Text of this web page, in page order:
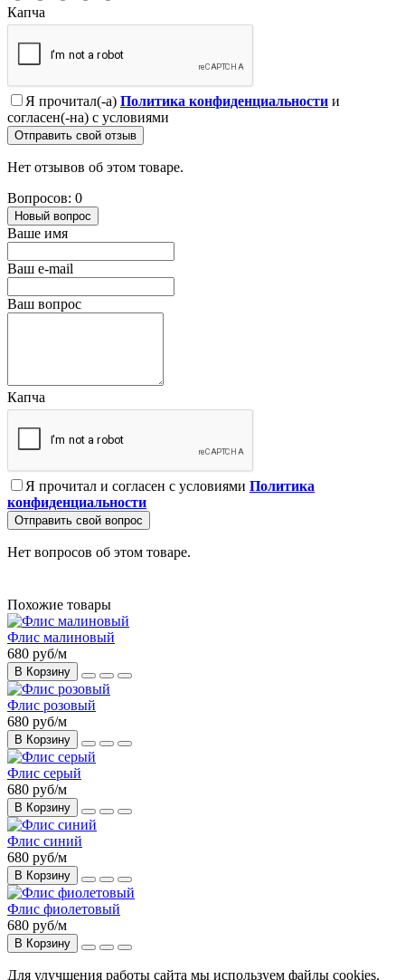
Капча
Я прочитал(-а) Политика конфиденциальности и
согласен(-на) с условиями
Отправить свой отзыв
Нет отзывов об этом товаре.
Вопросов: 0
Новый вопрос
Ваше имя
Ваш e-mail
Ваш вопрос
Капча
Я прочитал и согласен с условиями Политика
конфиденциальности
Отправить свой вопрос
Нет вопросов об этом товаре.
Похожие товары
Флис малиновый
680 руб/м
В Корзину
Флис розовый
680 руб/м
В Корзину
Флис серый
680 руб/м
В Корзину
Флис синий
680 руб/м
В Корзину
Флис фиолетовый
680 руб/м
В Корзину
Для улучшения работы сайта мы используем файлы cookies.